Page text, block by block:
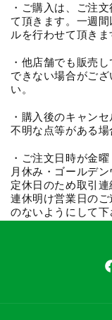
・ご購入は、ご注
て頂きます。一週
ルを行わせて頂きま
・他店舗でも販売
できない場合がご
い。
・購入後のキャン
不明な点等がある場
・ご注文日時が金
月休み・ゴールデ
定休日のため取引
連休明け営業日の
のないようにして下